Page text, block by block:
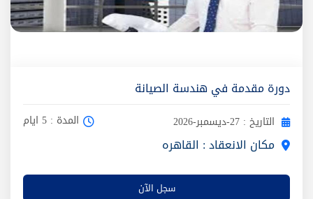
دورة مقدمة في هندسة الصيانة
التاريخ : 27-ديسمبر-2026 المدة : 5 ايام
مكان الانعقاد : القاهره
سجل الآن